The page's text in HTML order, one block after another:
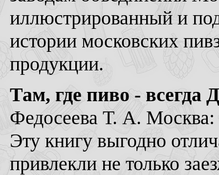
иллюстрированный и
истории московских
продукции.
Там, где пиво - всегда
Федосеева Т. А. Москва:
Эту книгу выгодно
привлекли не только